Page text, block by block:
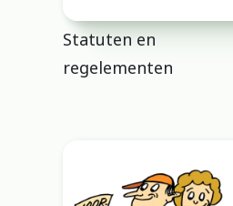
Statuten en
regelementen